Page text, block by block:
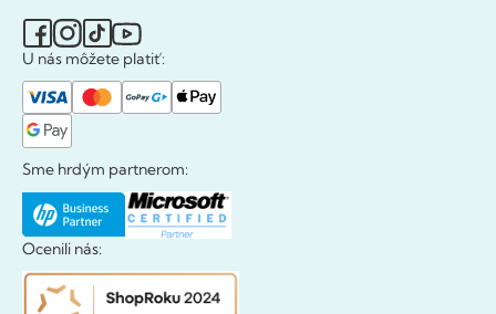
U nás môžete platiť:
Sme hrdým partnerom:
Ocenili nás: